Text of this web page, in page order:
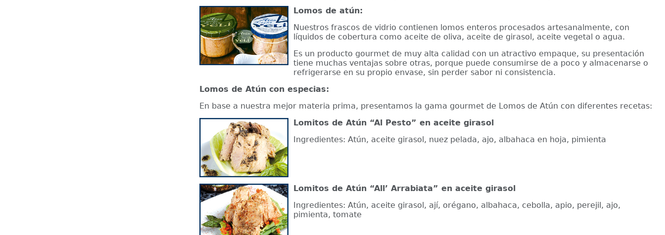
Lomos de atún:
Nuestros frascos de vidrio contienen lomos enteros procesados artesanalmente, con
líquidos de cobertura como aceite de oliva, aceite de girasol, aceite vegetal o agua.
Es un producto gourmet de muy alta calidad con un atractivo empaque, su presentación
tiene muchas ventajas sobre otras, porque puede consumirse de a poco y almacenarse o
refrigerarse en su propio envase, sin perder sabor ni consistencia.
Lomos de Atún con especias:
En base a nuestra mejor materia prima, presentamos la gama gourmet de Lomos de Atún con diferentes recetas:
Lomitos de Atún “Al Pesto” en aceite girasol
Ingredientes: Atún, aceite girasol, nuez pelada, ajo, albahaca en hoja, pimienta
Lomitos de Atún “All’ Arrabiata” en aceite girasol
Ingredientes: Atún, aceite girasol, ají, orégano, albahaca, cebolla, apio, perejil, ajo,
pimienta, tomate